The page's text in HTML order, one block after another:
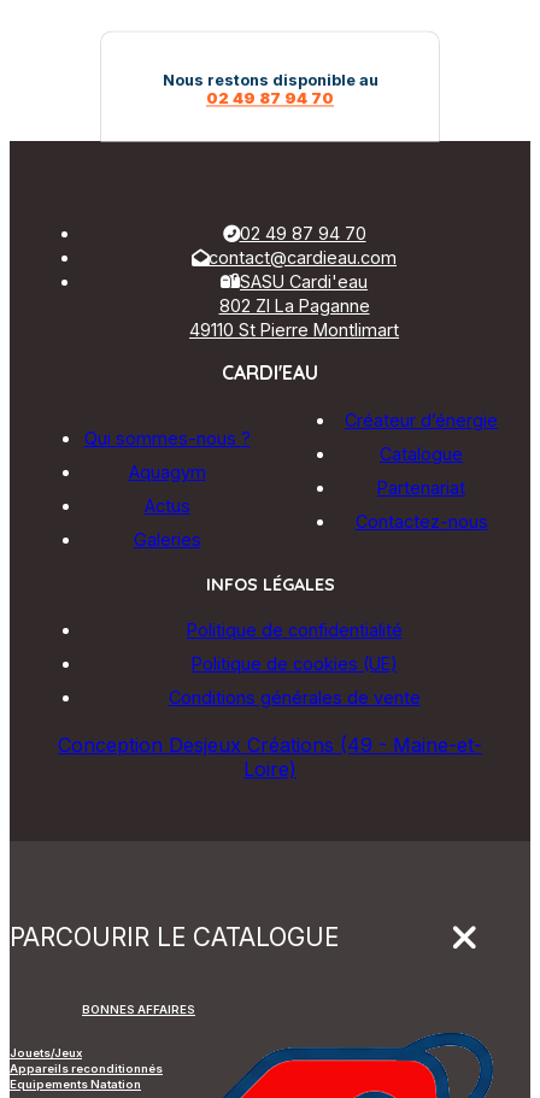
Nous restons disponible au
02 49 87 94 70
02 49 87 94 70
contact@cardieau.com
SASU Cardi'eau
802 ZI La Paganne
49110 St Pierre Montlimart
CARDI'EAU
Qui sommes-nous ?
Aquagym
Actus
Galeries
Créateur d’énergie
Catalogue
Partenariat
Contactez-nous
INFOS LÉGALES
Politique de confidentialité
Politique de cookies (UE)
Conditions générales de vente
Conception Desjeux Créations (49 - Maine-et-
Loire)
PARCOURIR LE CATALOGUE
BONNES AFFAIRES
Jouets/Jeux
Appareils reconditionnés
Equipements Natation